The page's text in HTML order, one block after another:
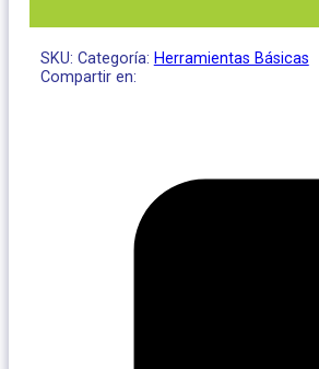
SKU: Categoría: Herramientas Básicas
Compartir en: